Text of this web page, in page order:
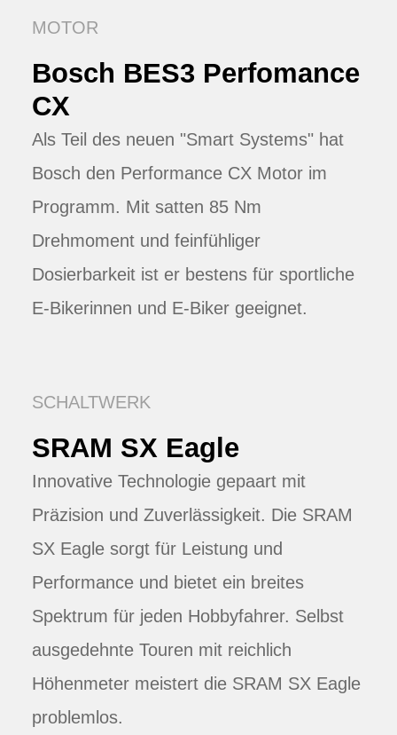
MOTOR
Bosch BES3 Perfomance
CX
Als Teil des neuen "Smart Systems" hat
Bosch den Performance CX Motor im
Programm. Mit satten 85 Nm
Drehmoment und feinfühliger
Dosierbarkeit ist er bestens für sportliche
E-Bikerinnen und E-Biker geeignet.
SCHALTWERK
SRAM SX Eagle
Innovative Technologie gepaart mit
Präzision und Zuverlässigkeit. Die SRAM
SX Eagle sorgt für Leistung und
Performance und bietet ein breites
Spektrum für jeden Hobbyfahrer. Selbst
ausgedehnte Touren mit reichlich
Höhenmeter meistert die SRAM SX Eagle
problemlos.